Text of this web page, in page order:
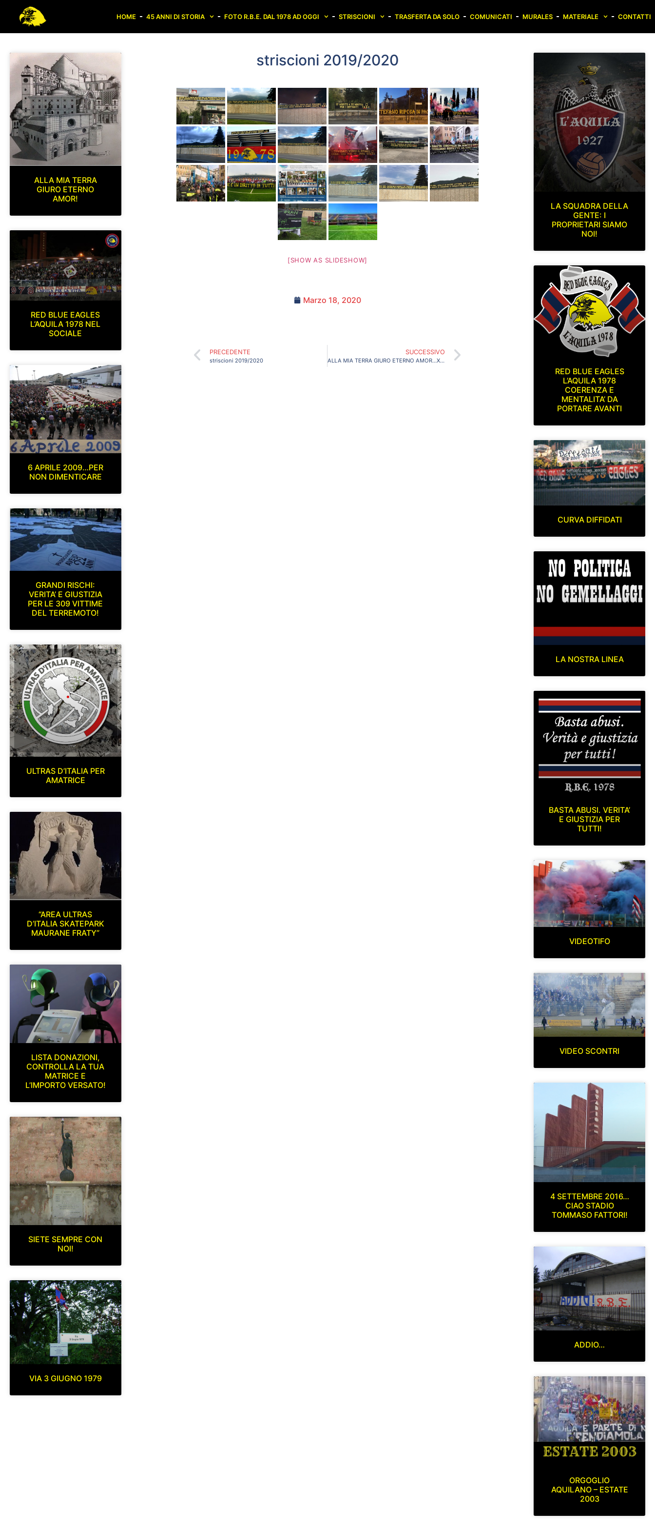
HOME 45 ANNI DI STORIA FOTO R.B.E. DAL 1978 AD OGGI STRISCIONI TRASFERTA DA SOLO COMUNICATI MURALES MATERIALE CONTATTI
ALLA MIA TERRA
GIURO ETERNO
AMOR!
RED BLUE EAGLES
L’AQUILA 1978 NEL
SOCIALE
6 APRILE 2009…PER
NON DIMENTICARE
GRANDI RISCHI:
VERITA’ E GIUSTIZIA
PER LE 309 VITTIME
DEL TERREMOTO!
ULTRAS D’ITALIA PER
AMATRICE
“AREA ULTRAS
D’ITALIA SKATEPARK
MAURANE FRATY”
LISTA DONAZIONI,
CONTROLLA LA TUA
MATRICE E
L’IMPORTO VERSATO!
SIETE SEMPRE CON
NOI!
VIA 3 GIUGNO 1979
striscioni 2019/2020
[SHOW AS SLIDESHOW]
Marzo 18, 2020
PRECEDENTE
striscioni 2019/2020
SUCCESSIVO
ALLA MIA TERRA GIURO ETERNO AMOR…X EDIZIONE 8 GIUGNO 2019
LA SQUADRA DELLA
GENTE: I
PROPRIETARI SIAMO
NOI!
RED BLUE EAGLES
L’AQUILA 1978
COERENZA E
MENTALITA’ DA
PORTARE AVANTI
CURVA DIFFIDATI
LA NOSTRA LINEA
BASTA ABUSI. VERITA’
E GIUSTIZIA PER
TUTTI!
VIDEOTIFO
VIDEO SCONTRI
4 SETTEMBRE 2016…
CIAO STADIO
TOMMASO FATTORI!
ADDIO…
ORGOGLIO
AQUILANO – ESTATE
2003